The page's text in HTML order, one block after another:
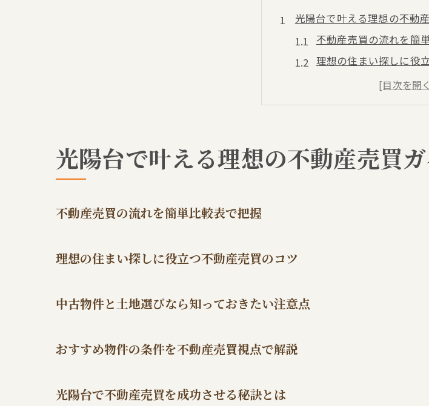
光陽台で叶える理想の不動
不動産売買の流れを簡
理想の住まい探しに役
中古物件と土地選びな
おすすめ物件の条件を
中古一戸建て選びの成功ポ
中古一戸建ての不動産
光陽台で叶える理想の不動産売買
不動産売買の流れを簡単比較表で把握
理想の住まい探しに役立つ不動産売買のコツ
中古物件と土地選びなら知っておきたい注意点
おすすめ物件の条件を不動産売買視点で解説
光陽台で不動産売買を成功させる秘訣とは